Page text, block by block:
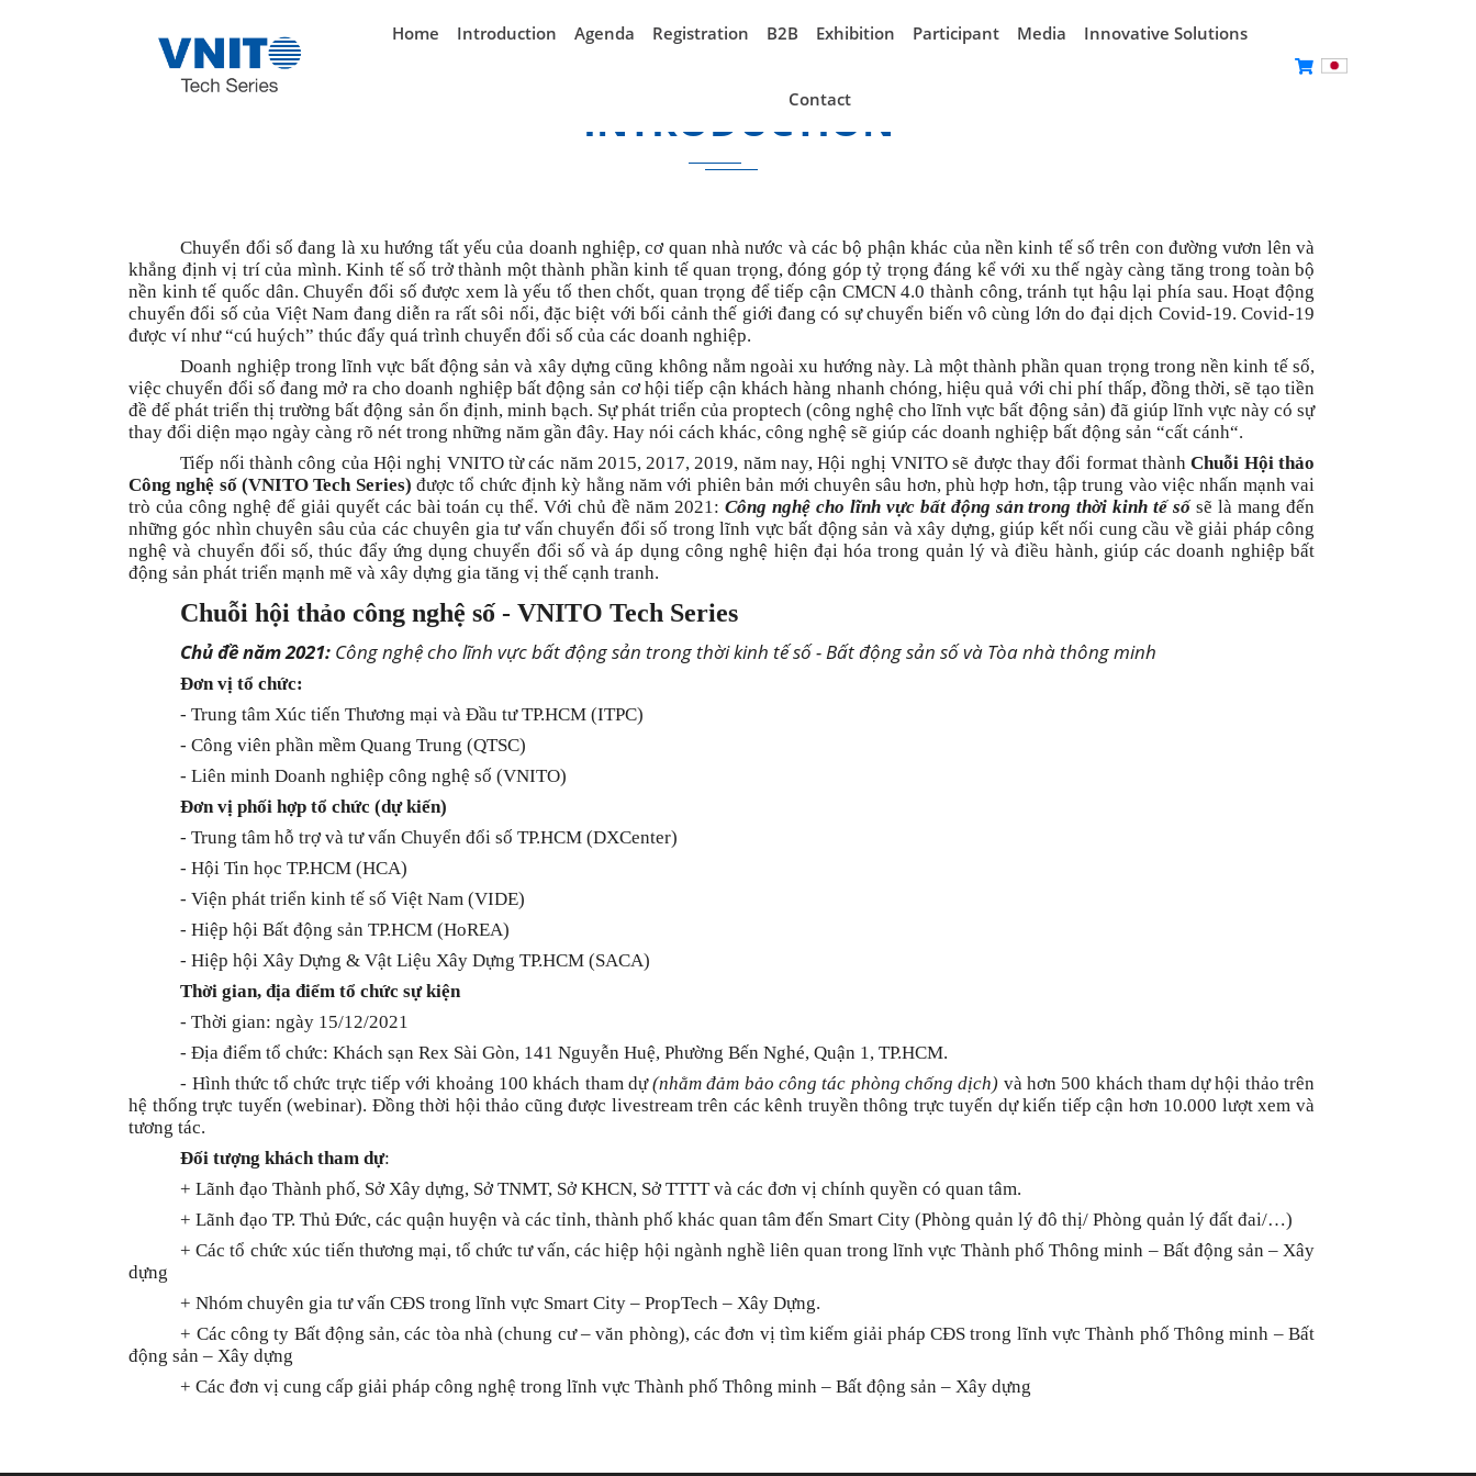
Home Introduction Agenda Registration B2B Exhibition Participant Media Innovative Solutions
Contact
INTRODUCTION
Chuyển đổi số đang là xu hướng tất yếu của doanh nghiệp, cơ quan nhà nước và các bộ phận khác của nền kinh tế số trên con đường vươn lên và
khẳng định vị trí của mình. Kinh tế số trở thành một thành phần kinh tế quan trọng, đóng góp tỷ trọng đáng kể với xu thế ngày càng tăng trong toàn bộ
nền kinh tế quốc dân. Chuyển đổi số được xem là yếu tố then chốt, quan trọng để tiếp cận CMCN 4.0 thành công, tránh tụt hậu lại phía sau. Hoạt động
chuyển đổi số của Việt Nam đang diễn ra rất sôi nổi, đặc biệt với bối cảnh thế giới đang có sự chuyển biến vô cùng lớn do đại dịch Covid-19. Covid-19
được ví như “cú huých” thúc đẩy quá trình chuyển đổi số của các doanh nghiệp.
Doanh nghiệp trong lĩnh vực bất động sản và xây dựng cũng không nằm ngoài xu hướng này. Là một thành phần quan trọng trong nền kinh tế số,
việc chuyển đổi số đang mở ra cho doanh nghiệp bất động sản cơ hội tiếp cận khách hàng nhanh chóng, hiệu quả với chi phí thấp, đồng thời, sẽ tạo tiền
đề để phát triển thị trường bất động sản ổn định, minh bạch. Sự phát triển của proptech (công nghệ cho lĩnh vực bất động sản) đã giúp lĩnh vực này có sự
thay đổi diện mạo ngày càng rõ nét trong những năm gần đây. Hay nói cách khác, công nghệ sẽ giúp các doanh nghiệp bất động sản “cất cánh“.
Tiếp nối thành công của Hội nghị VNITO từ các năm 2015, 2017, 2019, năm nay, Hội nghị VNITO sẽ được thay đổi format thànhChuỗi Hội thảo
Công nghệ số (VNITO Tech Series) được tổ chức định kỳ hằng năm với phiên bản mới chuyên sâu hơn, phù hợp hơn, tập trung vào việc nhấn mạnh vai
trò của công nghệ để giải quyết các bài toán cụ thể. Với chủ đề năm 2021: Công nghệ cho lĩnh vực bất động sản trong thời kinh tế sốsẽ là mang đến
những góc nhìn chuyên sâu của các chuyên gia tư vấn chuyển đổi số trong lĩnh vực bất động sản và xây dựng, giúp kết nối cung cầu về giải pháp công
nghệ và chuyển đổi số, thúc đẩy ứng dụng chuyển đổi số và áp dụng công nghệ hiện đại hóa trong quản lý và điều hành, giúp các doanh nghiệp bất
động sản phát triển mạnh mẽ và xây dựng gia tăng vị thế cạnh tranh.
Chuỗi hội thảo công nghệ số - VNITO Tech Series
Chủ đề năm 2021: Công nghệ cho lĩnh vực bất động sản trong thời kinh tế số - Bất động sản số và Tòa nhà thông minh
Đơn vị tổ chức:
- Trung tâm Xúc tiến Thương mại và Đầu tư TP.HCM (ITPC)
- Công viên phần mềm Quang Trung (QTSC)
- Liên minh Doanh nghiệp công nghệ số (VNITO)
Đơn vị phối hợp tổ chức (dự kiến)
- Trung tâm hỗ trợ và tư vấn Chuyển đổi số TP.HCM (DXCenter)
- Hội Tin học TP.HCM (HCA)
- Viện phát triển kinh tế số Việt Nam (VIDE)
- Hiệp hội Bất động sản TP.HCM (HoREA)
- Hiệp hội Xây Dựng & Vật Liệu Xây Dựng TP.HCM (SACA)
Thời gian, địa điểm tổ chức sự kiện
- Thời gian: ngày 15/12/2021
- Địa điểm tổ chức: Khách sạn Rex Sài Gòn, 141 Nguyễn Huệ, Phường Bến Nghé, Quận 1, TP.HCM.
- Hình thức tổ chức trực tiếp với khoảng 100 khách tham dự(nhằm đảm bảo công tác phòng chống dịch) và hơn 500 khách tham dự hội thảo trên
hệ thống trực tuyến (webinar). Đồng thời hội thảo cũng được livestream trên các kênh truyền thông trực tuyến dự kiến tiếp cận hơn 10.000 lượt xem và
tương tác.
Đối tượng khách tham dự:
+ Lãnh đạo Thành phố, Sở Xây dựng, Sở TNMT, Sở KHCN, Sở TTTT và các đơn vị chính quyền có quan tâm.
+ Lãnh đạo TP. Thủ Đức, các quận huyện và các tỉnh, thành phố khác quan tâm đến Smart City (Phòng quản lý đô thị/ Phòng quản lý đất đai/…)
+ Các tổ chức xúc tiến thương mại, tổ chức tư vấn, các hiệp hội ngành nghề liên quan trong lĩnh vực Thành phố Thông minh – Bất động sản – Xây
dựng
+ Nhóm chuyên gia tư vấn CĐS trong lĩnh vực Smart City – PropTech –Xây Dựng.
+ Các công ty Bất động sản, các tòa nhà (chung cư – văn phòng), các đơn vị tìm kiếm giải pháp CĐS trong lĩnh vực Thành phố Thông minh – Bất
động sản – Xây dựng
+ Các đơn vị cung cấp giải pháp công nghệ trong lĩnh vực Thành phố Thông minh – Bất động sản – Xây dựng